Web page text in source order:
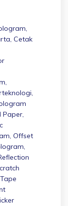
,
, Cetak
,
,
Paper,
, Offset
,